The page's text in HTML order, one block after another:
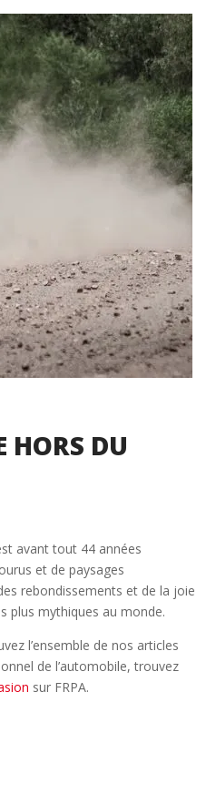
HORS DU
avant tout 44 années
et de paysages
rebondissements et de la joie
plus mythiques au monde.
l’ensemble de nos articles
de l’automobile, trouvez
sur FRPA.